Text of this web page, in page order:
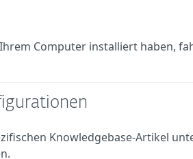
Computer installiert haben,
Knowledgebase-Artikel